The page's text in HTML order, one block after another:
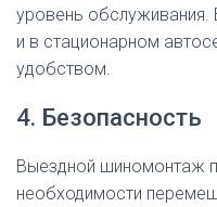
уровень обслуживания.
и в стационарном
удобством.
4. Безопасность
Выездной шиномонтаж
необходимости